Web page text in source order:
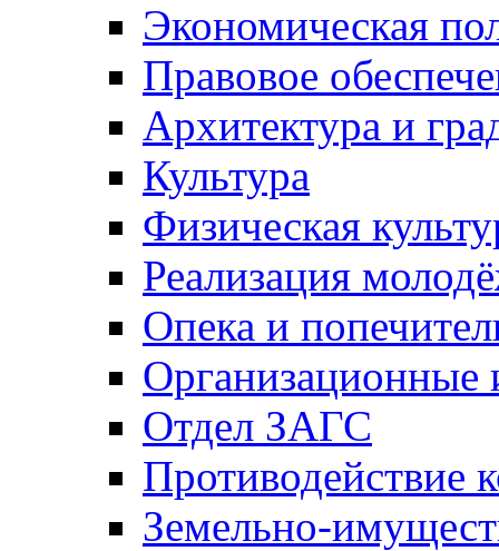
Экономическая
Правовое
Архитектура и
Культура
Физическая
Реализация
Опека и
Отдел ЗАГС
Противодействие
Земельно-